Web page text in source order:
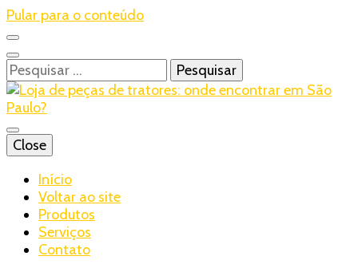
Pular para o conteúdo
Pesquisar
por:
Realtrac
Blog – Realtrac
Close
Início
Voltar ao site
Produtos
Serviços
Contato